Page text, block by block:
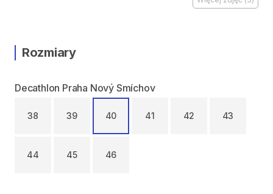
Rozmiary
Decathlon Praha Nový Smíchov
38 39 40 41 42 43
44 45 46